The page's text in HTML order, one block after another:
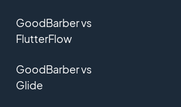
GoodBarber vs
FlutterFlow
GoodBarber vs
Glide